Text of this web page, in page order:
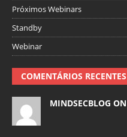
Próximos Webinars
Standby
Webinar
COMENTÁRIOS RECENTES
MINDSECBLOG ON